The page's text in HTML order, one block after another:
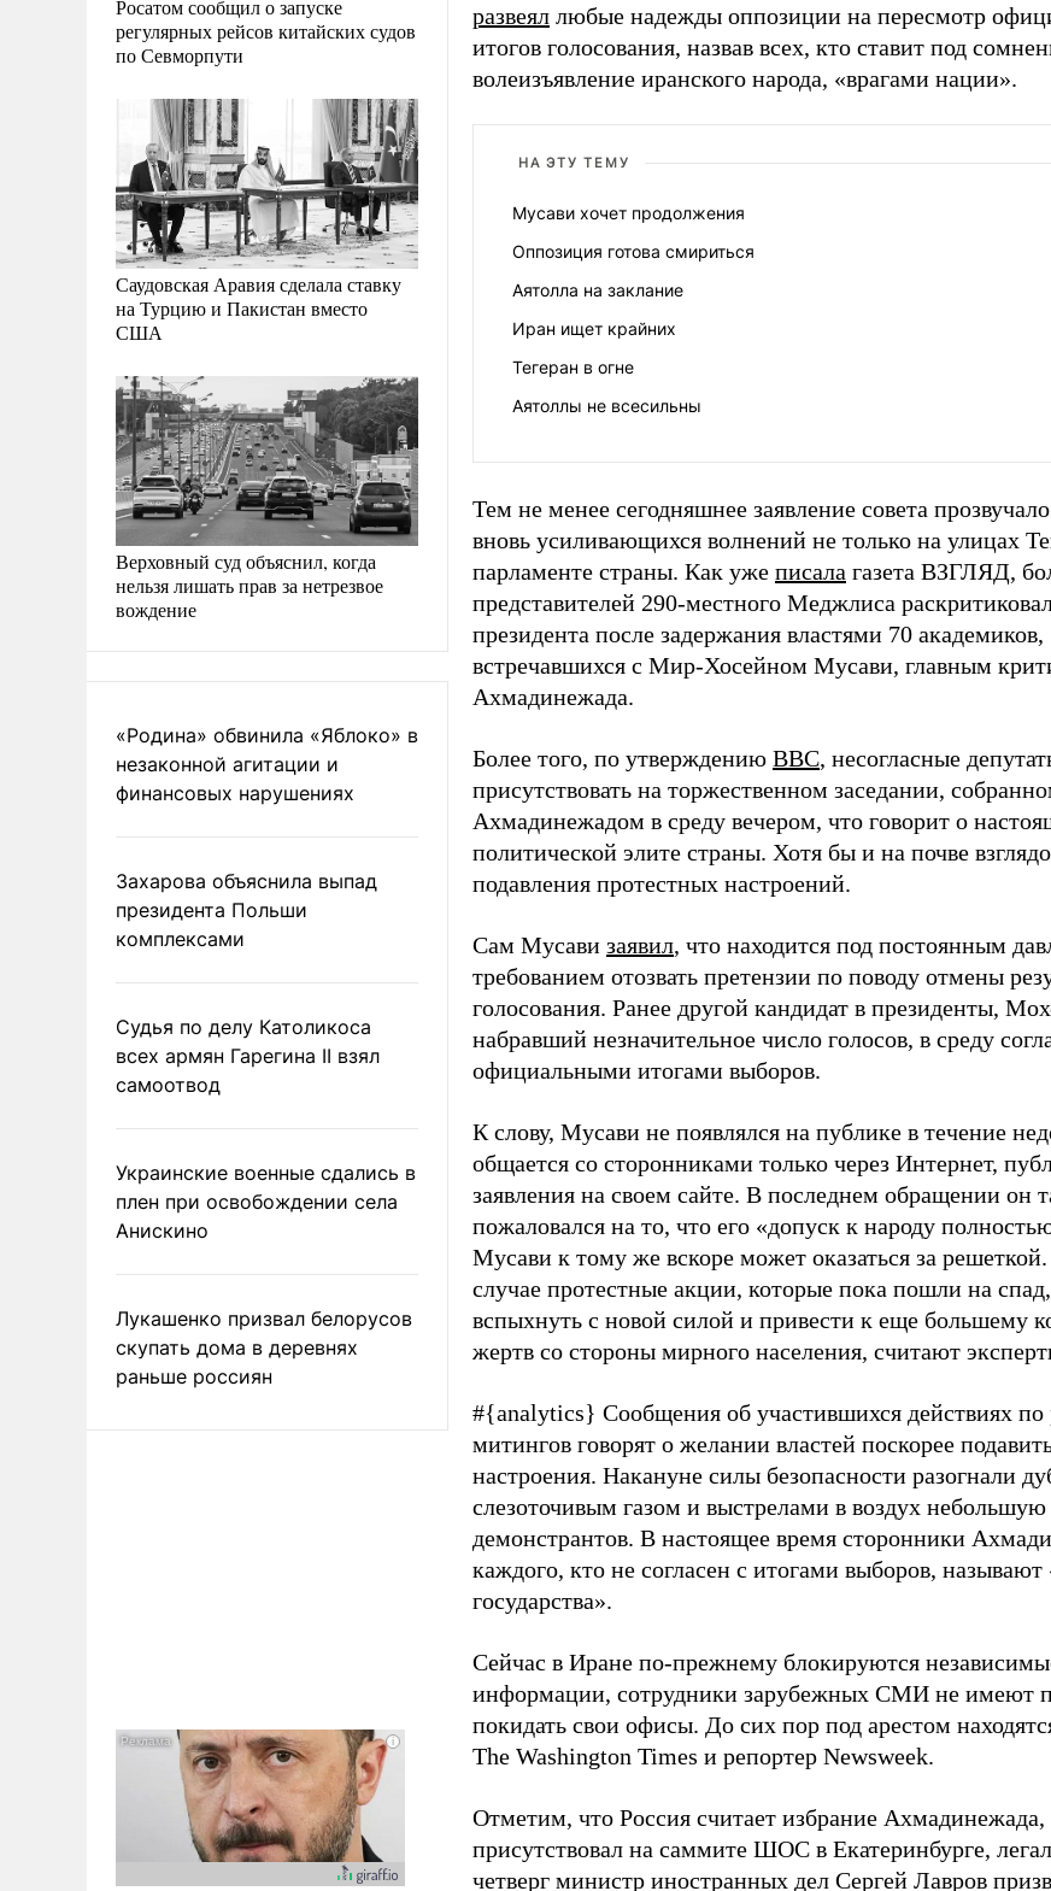
Росатом сообщил о запуске
регулярных рейсов китайских судов
по Севморпути
Саудовская Аравия сделала ставку
на Турцию и Пакистан вместо
США
Верховный суд объяснил, когда
нельзя лишать прав за нетрезвое
вождение
«Родина» обвинила «Яблоко» в
незаконной агитации и
финансовых нарушениях
Захарова объяснила выпад
президента Польши
комплексами
Судья по делу Католикоса
всех армян Гарегина II взял
самоотвод
Украинские военные сдались в
плен при освобождении села
Анискино
Лукашенко призвал белорусов
скупать дома в деревнях
раньше россиян
развеял любые надежды оппозиции на пересмотр
итогов голосования, назвав всех, кто ставит под
волеизъявление иранского народа, «врагами нации».
НА ЭТУ ТЕМУ
Мусави хочет продолжения
Оппозиция готова смириться
Аятолла на заклание
Иран ищет крайних
Тегеран в огне
Аятоллы не всесильны
Тем не менее сегодняшнее заявление совета
вновь усиливающихся волнений не только на улицах
парламенте страны. Как уже писала газета ВЗГЛЯД,
представителей 290-местного Меджлиса
президента после задержания властями 70 академиков,
встречавшихся с Мир-Хосейном Мусави, главным
Ахмадинежада.
Более того, по утверждению BBC, несогласные
присутствовать на торжественном заседании,
Ахмадинежадом в среду вечером, что говорит о
политической элите страны. Хотя бы и на почве
подавления протестных настроений.
Сам Мусави заявил, что находится под постоянным
требованием отозвать претензии по поводу отмены
голосования. Ранее другой кандидат в президенты,
набравший незначительное число голосов, в среду
официальными итогами выборов.
К слову, Мусави не появлялся на публике в течение
общается со сторонниками только через Интернет,
заявления на своем сайте. В последнем обращении он
пожаловался на то, что его «допуск к народу
Мусави к тому же вскоре может оказаться за
случае протестные акции, которые пока пошли на
вспыхнуть с новой силой и привести к еще большему
жертв со стороны мирного населения, считают
#{analytics} Сообщения об участившихся действиях по
митингов говорят о желании властей поскорее
настроения. Накануне силы безопасности разогнали
слезоточивым газом и выстрелами в воздух
демонстрантов. В настоящее время сторонники
каждого, кто не согласен с итогами выборов, называют
государства».
Сейчас в Иране по-прежнему блокируются
информации, сотрудники зарубежных СМИ не имеют
покидать свои офисы. До сих пор под арестом
The Washington Times и репортер Newsweek.
Отметим, что Россия считает избрание
присутствовал на саммите ШОС в Екатеринбурге,
четверг министр иностранных дел Сергей Лавров